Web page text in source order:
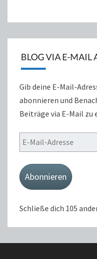
BLOG VIA E-MAIL
Gib deine E-Mail-
abonnieren und
Beiträge via E-Mail zu
E-
Mail-
Adresse
Abonnieren
Schließe dich 105